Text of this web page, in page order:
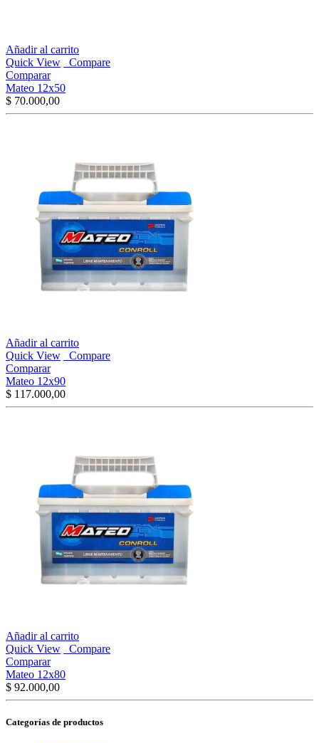
Añadir al carrito
Quick View
Compare
Comparar
Mateo 12x50
$ 70.000,00
Añadir al carrito
Quick View
Compare
Comparar
Mateo 12x90
$ 117.000,00
Añadir al carrito
Quick View
Compare
Comparar
Mateo 12x80
$ 92.000,00
Categorías de productos